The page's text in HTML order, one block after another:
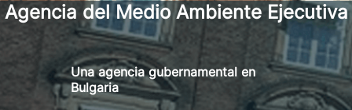
Agencia del Medio Ambiente Ejecutiva
Una agencia gubernamental en
Bulgaria